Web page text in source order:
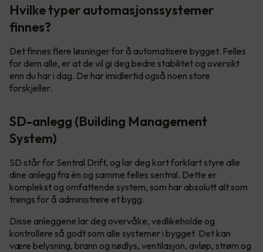
Hvilke typer automasjonssystemer
finnes?
Det finnes flere løsninger for å automatisere bygget. Felles
for dem alle, er at de vil gi deg bedre stabilitet og oversikt
enn du har i dag. De har imidlertid også noen store
forskjeller.
SD-anlegg (Building Management
System)
SD står for Sentral Drift, og lar deg kort forklart styre alle
dine anlegg fra én og samme felles sentral. Dette er
komplekst og omfattende system, som har absolutt alt som
trengs for å administrere et bygg.
Disse anleggene lar deg overvåke, vedlikeholde og
kontrollere så godt som alle systemer i bygget. Det kan
være belysning, brann og nødlys, ventilasjon, avløp, strøm og